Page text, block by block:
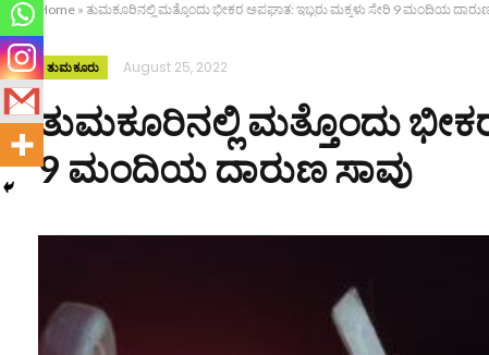
Home » ತುಮಕೂರಿನಲ್ಲಿ ಮತ್ತೊಂದು ಭೀಕರ ಅಪಘಾತ: ಇಬ್ಬರು ಮಕ್ಕಳು ಸೇರಿ 9 ಮಂದಿಯ
ತುಮಕೂರು August 25, 2022
ತುಮಕೂರಿನಲ್ಲಿ ಮತ್ತೊಂದು
9 ಮಂದಿಯ ದಾರುಣ ಸಾವು